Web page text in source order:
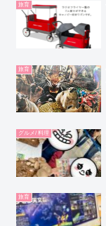
旅育
旅育
グルメ/ 料理
旅育